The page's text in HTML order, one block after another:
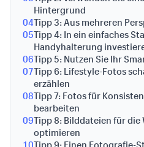
Hintergrund
04Tipp 3: Aus mehreren
05Tipp 4: In ein einfaches
Handyhalterung
06Tipp 5: Nutzen Sie Ihr
07Tipp 6: Lifestyle-Fotos
erzählen
08Tipp 7: Fotos für
bearbeiten
09Tipp 8: Bilddateien für die
optimieren
10Tipp 9: Einen Fotografie-